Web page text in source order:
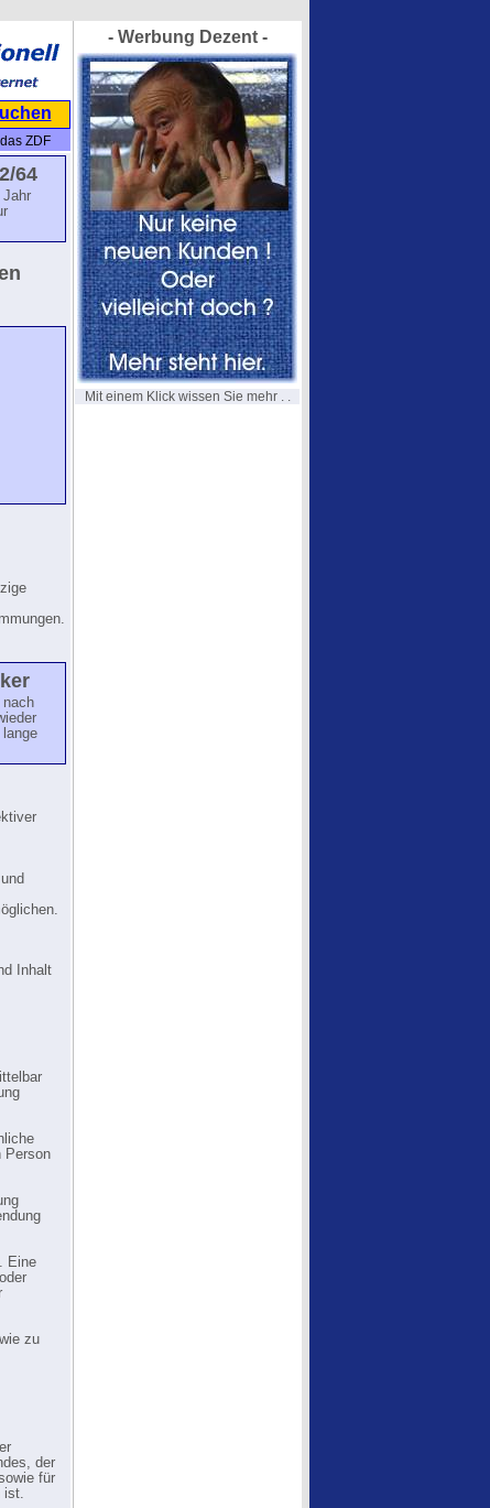
ZDF
64
Jahr
nach
Inhalt
Person
Eine
zu
der
für
ist.
- Werbung Dezent -
Mit einem Klick wissen Sie mehr . .